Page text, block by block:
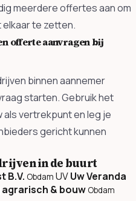
meerdere offertes aan om
elkaar te zetten.
offerte aanvragen bij
binnen aannemer
starten. Gebruik het
vertrekpunt en leg je
gericht kunnen
in de buurt
B.V. Obdam UVUw Veranda
agrarisch & bouw Obdam